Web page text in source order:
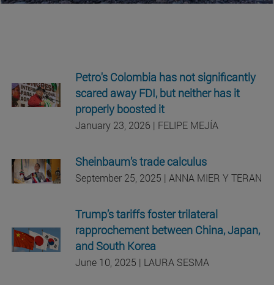
Petro's Colombia has not significantly
scared away FDI, but neither has it
properly boosted it
January 23, 2026 | FELIPE MEJÍA
Sheinbaum’s trade calculus
September 25, 2025 | ANNA MIER Y TERAN
Trump’s tariffs foster trilateral
rapprochement between China, Japan,
and South Korea
June 10, 2025 | LAURA SESMA